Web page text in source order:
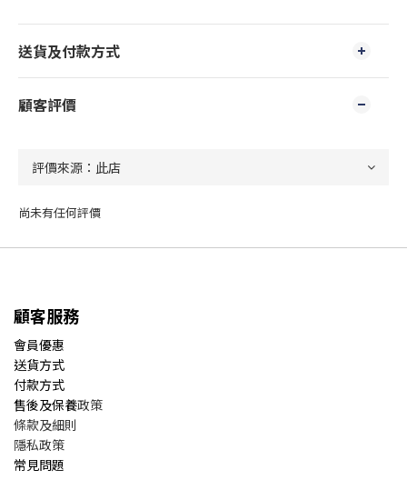
送貨及付款方式
顧客評價
尚未有任何評價
顧客服務
會員優惠
送貨方式
付款方式
售後及保養政策
條款及細則
隱私政策
常見問題